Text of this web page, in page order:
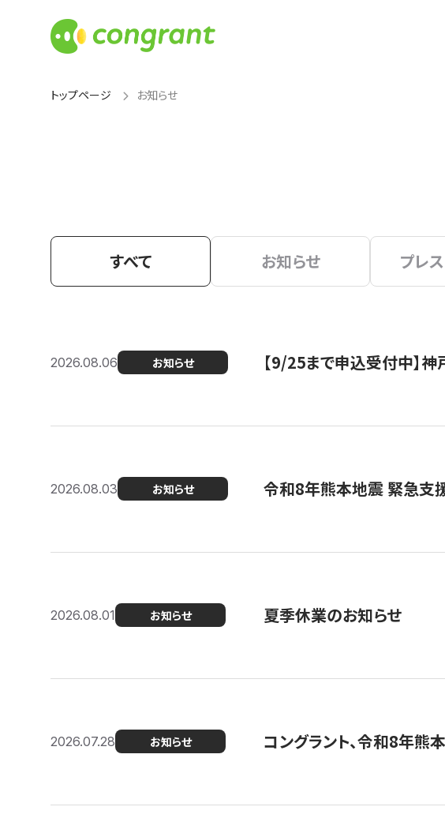
トップページ お知らせ
すべて お知らせ プレ
2026.08.06 お知らせ 【9/25まで申込受付中】
2026.08.03 お知らせ 令和8年熊本地震 緊急支
2026.08.01 お知らせ 夏季休業のお知らせ
2026.07.28 お知らせ コングラント、令和8年